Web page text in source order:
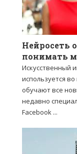
Нейросеть
понимать
Искусственный
используется
обучают все
недавно
Facebook ...